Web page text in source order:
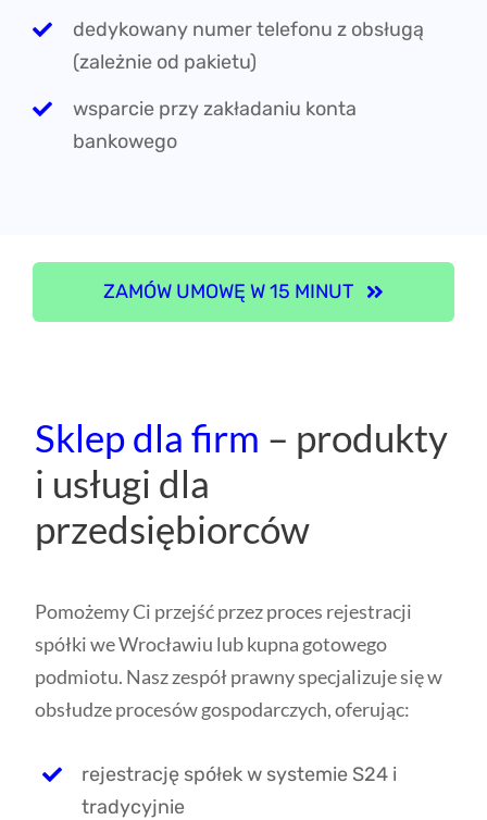
dedykowany numer telefonu z obsługą
(zależnie od pakietu)
wsparcie przy zakładaniu konta
bankowego
ZAMÓW UMOWĘ W 15 MINUT
Sklep dla firm – produkty
i usługi dla
przedsiębiorców
Pomożemy Ci przejść przez proces rejestracji
spółki we Wrocławiu lub kupna gotowego
podmiotu. Nasz zespół prawny specjalizuje się w
obsłudze procesów gospodarczych, oferując:
rejestrację spółek w systemie S24 i
tradycyjnie